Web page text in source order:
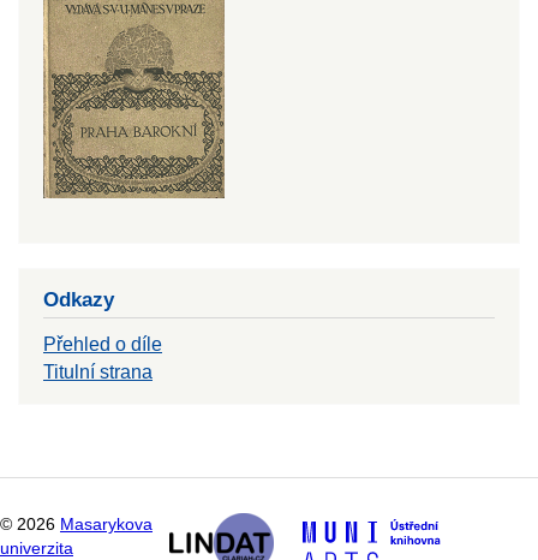
Odkazy
Přehled o díle
Titulní strana
© 2026 Masarykova
univerzita